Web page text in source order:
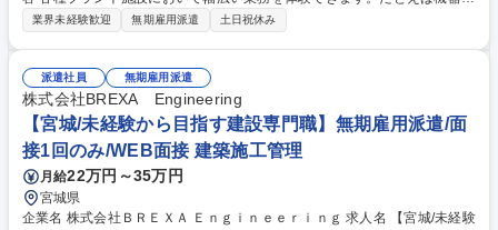
巡回、点検業務、メンテナンス、制御室での運転監視、管理などの保守・
事！】1：高難易度国家資格を充実のサポートで習得可能！例)電気工事
士、冷凍機械責任者、危険物取扱者、ボイラー技士 etc. 2：将来性◎＝プ
ラントの安定稼働は今後も必要不可欠で、専門技術を磨けば長く活躍可能
です！ 3：社会の役に立つ仕事（あなたの仕事がみんなの生活を支えま
す！） ★屋内業務が9割になります！ 募集職種 【東北/未経験から目指す
設備管理職】充実の研修体制！面接1回/無期雇用派遣
業界未経験歓迎 無期雇用派遣 土日祝休み
派遣社員 無期雇用派遣
株式会社BREXA Engineering
【宮城/未経験から目指す建設専門職】無期雇用派遣/面
接1回のみ/WEB面接 建築施工管理
月給22万円～35万円
宮城県
企業名 株式会社ＢＲＥＸＡ Ｅｎｇｉｎｅｅｒｉｎｇ 求人名 【宮城/未経験